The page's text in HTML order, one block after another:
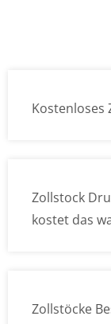
Kostenloses
Zollstock
kostet das
Zollstöcke